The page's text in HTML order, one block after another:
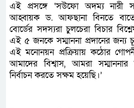
এই প্রসঙ্গে ‘সউফো অদম্য নারী
আহ্বায়ক ড. আফছানা বিনতে
বোর্ডের সদস্যরা চুলচেরা বিচার
এই ৫ জনকে সম্মাননা প্রদানের জন্য
এই মনোনয়ন প্রক্রিয়ায় কঠোর
আমাদের বিশ্বাস, আমরা
নির্বাচন করতে সক্ষম হয়েছি।’